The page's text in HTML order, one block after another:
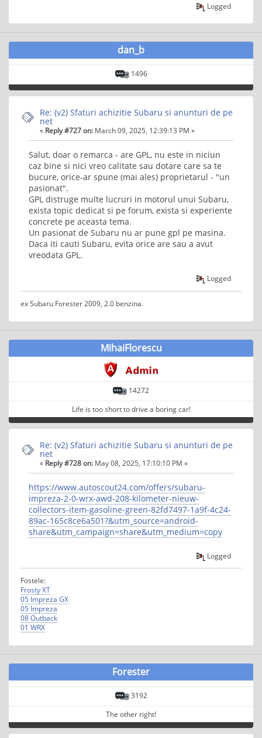
Logged
dan_b
1496
Re: (v2) Sfaturi achizitie Subaru si anunturi de pe
net
« Reply #727 on: March 09, 2025, 12:39:13 PM »
Salut, doar o remarca - are GPL, nu este in niciun
caz bine si nici vreo calitate sau dotare care sa te
bucure, orice-ar spune (mai ales) proprietarul - "un
pasionat".
GPL distruge multe lucruri in motorul unui Subaru,
exista topic dedicat si pe forum, exista si experiente
concrete pe aceasta tema.
Un pasionat de Subaru nu ar pune gpl pe masina.
Daca iti cauti Subaru, evita orice are sau a avut
vreodata GPL.
Logged
ex Subaru Forester 2009, 2.0 benzina.
MihaiFlorescu
14272
Life is too short to drive a boring car!
Re: (v2) Sfaturi achizitie Subaru si anunturi de pe
net
« Reply #728 on: May 08, 2025, 17:10:10 PM »
https://www.autoscout24.com/offers/subaru-
impreza-2-0-wrx-awd-208-kilometer-nieuw-
collectors-item-gasoline-green-82fd7497-1a9f-4c24-
89ac-165c8ce6a501?&utm_source=android-
share&utm_campaign=share&utm_medium=copy
Logged
Fostele:
Frosty XT
05 Impreza GX
05 Impreza
08 Outback
01 WRX
Forester
3192
The other right!